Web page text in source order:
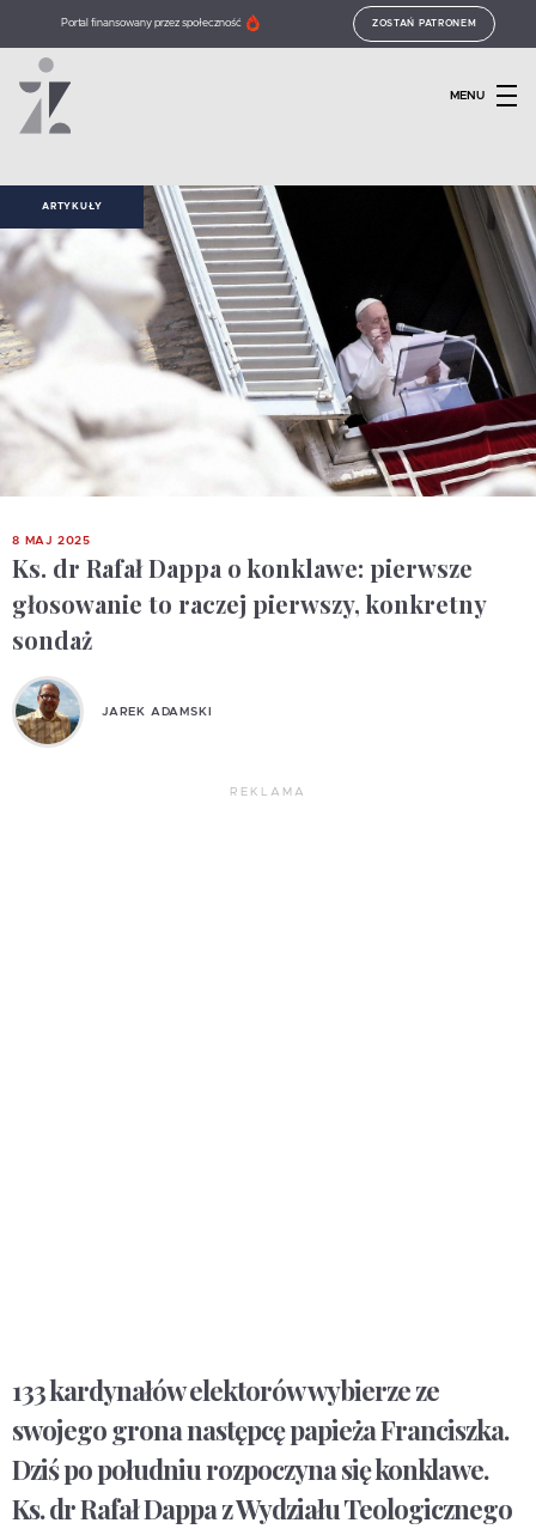
Portal finansowany przez społeczność ZOSTAŃ PATRONEM
MENU
ARTYKUŁY
8 MAJ 2025
Ks. dr Rafał Dappa o konklawe: pierwsze
głosowanie to raczej pierwszy, konkretny
sondaż
JAREK ADAMSKI
REKLAMA
133 kardynałów elektorów wybierze ze
swojego grona następcę papieża Franciszka.
Dziś po południu rozpoczyna się konklawe.
Ks. dr Rafał Dappa z Wydziału Teologicznego